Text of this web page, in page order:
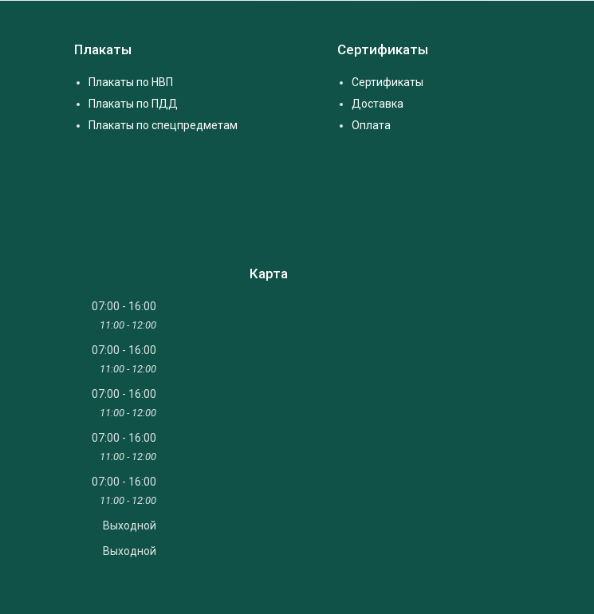
Плакаты
Плакаты по НВП
Плакаты по ПДД
Плакаты по спецпредметам
Сертификаты
Сертификаты
Доставка
Оплата
07:00 16:00
11:00 12:00
07:00 16:00
11:00 12:00
07:00 16:00
11:00 12:00
07:00 16:00
11:00 12:00
07:00 16:00
11:00 12:00
Выходной
Выходной
Карта